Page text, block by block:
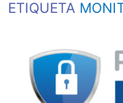
ETIQUETA